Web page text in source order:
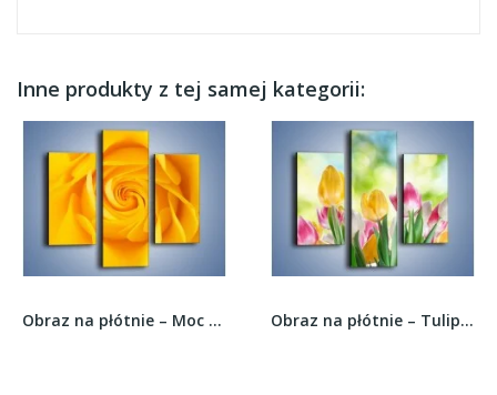
Inne produkty z tej samej kategorii:
Obraz na płótnie – Moc żółtej róży –... Obraz na płótnie – Tulipany pełne radości –...